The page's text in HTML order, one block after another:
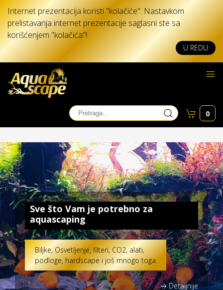
Internet prezentacija koristi "kolačiće". Nastavkom
prelistavanja internet prezentacije saglasni ste sa
korišćenjem "kolačića"!
U REDU
0
Sve što Vam je potrebno za
aquascaping
Biljke, Osvetljenje, filteri, CO2, alati,
podloge, hardscape i još mnogo toga
Detaljnije